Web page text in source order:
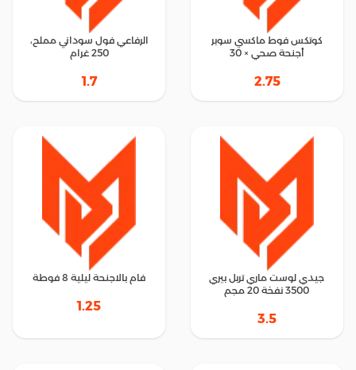
كوتكس فوط ماكسي سوبر
أجنحة صحي × 30
2.75
الرفاعي فول سوداني مملح،
250 غرام
1.7
جيدي لوست ماري تربل بيري
3500 نفخة 20 مجم
3.5
فام بالاجنحة ليلية 8 فوطة
1.25